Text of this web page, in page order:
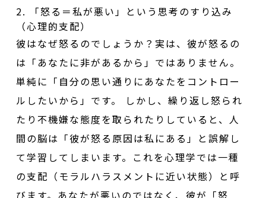
2. 「怒る＝私が悪い」という思考のすり込み
（心理的支配）
彼はなぜ怒るのでしょうか？実は、彼が怒るの
は「あなたに非があるから」ではありません。
単純に「自分の思い通りにあなたをコントロー
ルしたいから」です。 しかし、繰り返し怒られ
たり不機嫌な態度を取られたりしていると、人
間の脳は「彼が怒る原因は私にある」と誤解し
て学習してしまいます。これを心理学では一種
の支配（モラルハラスメントに近い状態）と呼
びます。あなたが悪いのではなく、彼が「怒